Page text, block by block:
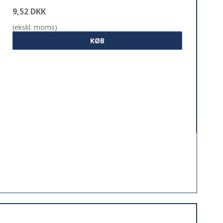
9,52 DKK
(ekskl. moms)
KØB